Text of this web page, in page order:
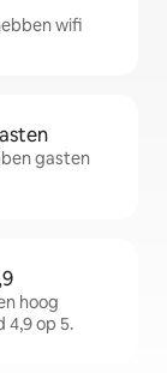
wifi
gasten
hoog
4,9 op 5.